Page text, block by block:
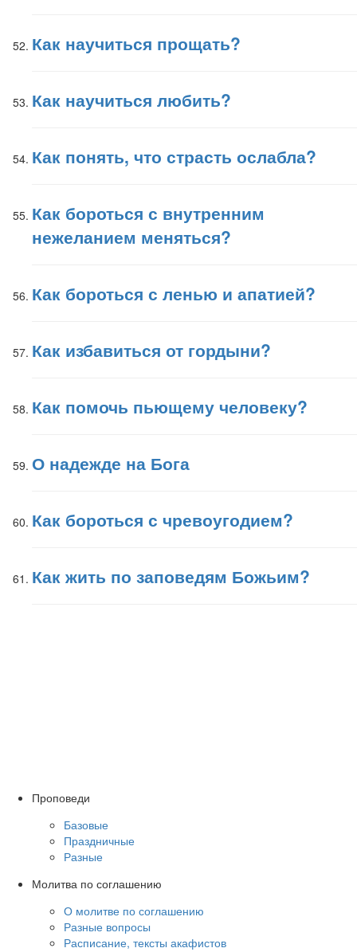
Как научиться прощать?
Как научиться любить?
Как понять, что страсть ослабла?
Как бороться с внутренним
нежеланием меняться?
Как бороться с ленью и апатией?
Как избавиться от гордыни?
Как помочь пьющему человеку?
О надежде на Бога
Как бороться с чревоугодием?
Как жить по заповедям Божьим?
Проповеди
Базовые
Праздничные
Разные
Молитва по соглашению
О молитве по соглашению
Разные вопросы
Расписание, тексты акафистов